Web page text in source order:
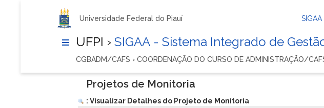
Universidade Federal do Piauí SIGAA
UFPI › SIGAA - Sistema Integrado de
CGBADM/CAFS › COORDENAÇÃO DO CURSO DE ADMINISTRAÇÃO/
Projetos de Monitoria
: Visualizar Detalhes do Projeto de Monitoria